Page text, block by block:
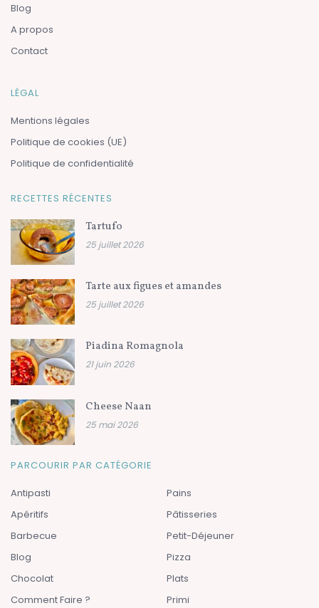
Blog
A propos
Contact
LÉGAL
Mentions légales
Politique de cookies (UE)
Politique de confidentialité
RECETTES RÉCENTES
Tartufo
25 juillet 2026
Tarte aux figues et amandes
25 juillet 2026
Piadina Romagnola
21 juin 2026
Cheese Naan
25 mai 2026
PARCOURIR PAR CATÉGORIE
Antipasti
Apéritifs
Barbecue
Blog
Chocolat
Comment Faire ?
Pains
Pâtisseries
Petit-Déjeuner
Pizza
Plats
Primi